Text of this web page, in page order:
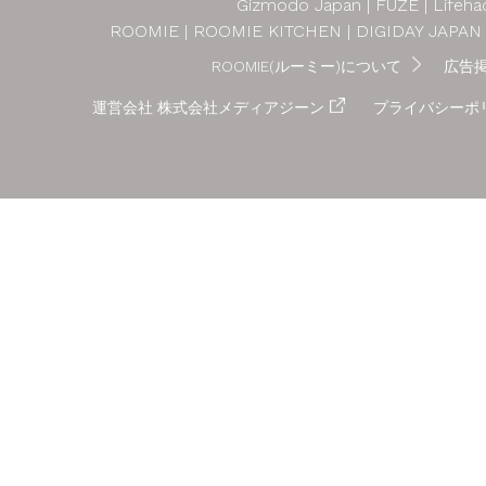
Gizmodo Japan FUZE
ROOMIE
ROOMIE KITCHEN DIGIDAY JAPAN
ROOMIE(ルーミー)について 広告
運営会社 株式会社メディアジーン プライバシーポ